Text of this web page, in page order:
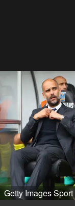
Getty Images Sport